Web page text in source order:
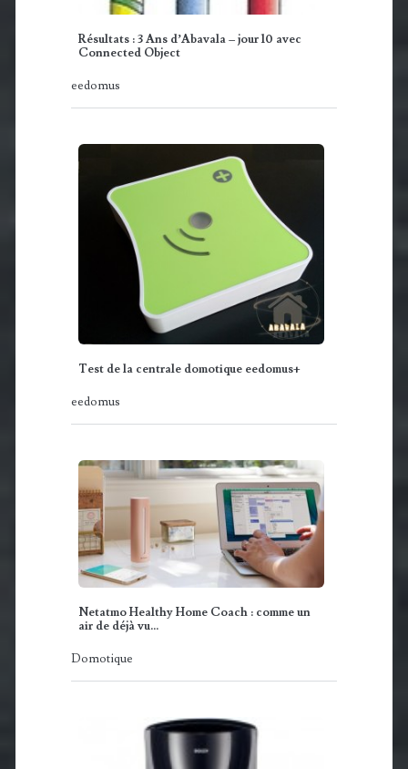
Résultats : 3 Ans d’Abavala – jour 10 avec
Connected Object
eedomus
Test de la centrale domotique eedomus+
eedomus
Netatmo Healthy Home Coach : comme un
air de déjà vu...
Domotique